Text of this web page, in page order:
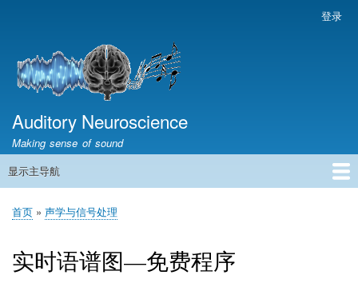
主
登录
Auditory Neuroscience
Making sense of sound
主
航
显示主导航
首页
声学与信号处理
The Ear
Pitch
Vocalizations and speech
Spatial Hearing
Scene Analysis
Development, Learning & Plasticity
Prosthetics
The Book
面
屑
首页 声学与信号处理
实时语谱图—免费程序